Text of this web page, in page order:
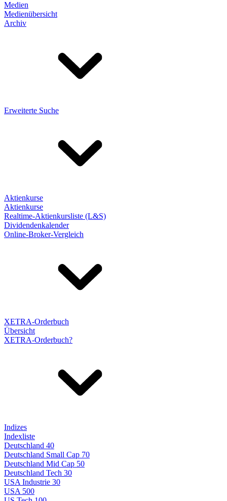
Medien
Medienübersicht
Archiv
Erweiterte Suche
Aktienkurse
Aktienkurse
Realtime-Aktienkursliste (L&S)
Dividendenkalender
Online-Broker-Vergleich
XETRA-Orderbuch
Übersicht
XETRA-Orderbuch?
Indizes
Indexliste
Deutschland 40
Deutschland Small Cap 70
Deutschland Mid Cap 50
Deutschland Tech 30
USA Industrie 30
USA 500